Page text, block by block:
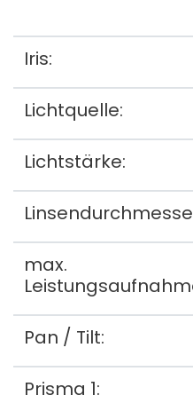
Iris:
Lichtquelle:
Lichtstärke:
max.
Pan / Tilt:
Prisma 1: